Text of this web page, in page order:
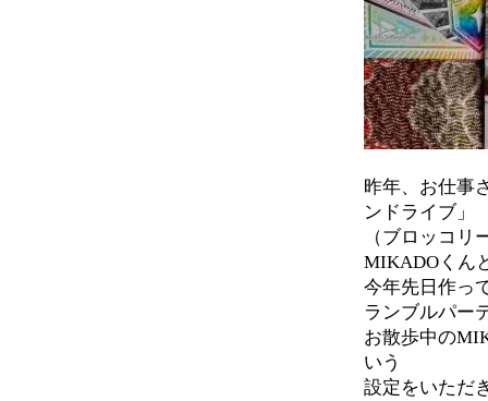
昨年、お仕事
ンドライブ」
（ブロッコ
MIKADOくん
今年先日作っ
ランブルパー
お散歩中の
いう
設定をいただ